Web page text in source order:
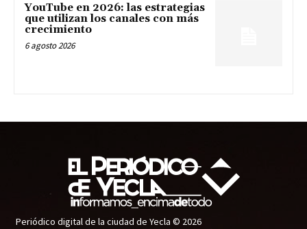
YouTube en 2026: las estrategias
que utilizan los canales con más
crecimiento
6 agosto 2026
Periódico digital de la ciudad de Yecla © 2026